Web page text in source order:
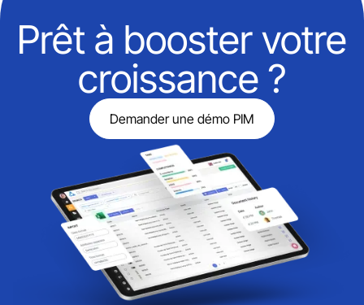
Prêt à booster votre
croissance ?
Demander une démo PIM